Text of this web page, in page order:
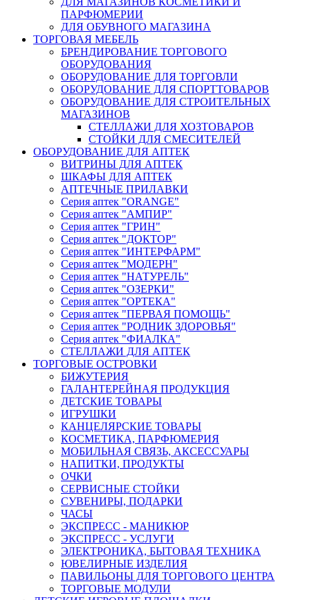
ПАРФЮМЕРИИ
ДЛЯ ОБУВНОГО МАГАЗИНА
ТОРГОВАЯ МЕБЕЛЬ
БРЕНДИРОВАНИЕ ТОРГОВОГО
ОБОРУДОВАНИЯ
ОБОРУДОВАНИЕ ДЛЯ ТОРГОВЛИ
ОБОРУДОВАНИЕ ДЛЯ СПОРТТОВАРОВ
ОБОРУДОВАНИЕ ДЛЯ СТРОИТЕЛЬНЫХ
МАГАЗИНОВ
СТЕЛЛАЖИ ДЛЯ ХОЗТОВАРОВ
СТОЙКИ ДЛЯ СМЕСИТЕЛЕЙ
ОБОРУДОВАНИЕ ДЛЯ АПТЕК
ВИТРИНЫ ДЛЯ АПТЕК
ШКАФЫ ДЛЯ АПТЕК
АПТЕЧНЫЕ ПРИЛАВКИ
Серия аптек "ORANGE"
Серия аптек "АМПИР"
Серия аптек "ГРИН"
Серия аптек "ДОКТОР"
Серия аптек "ИНТЕРФАРМ"
Серия аптек "МОДЕРН"
Серия аптек "НАТУРЕЛЬ"
Серия аптек "ОЗЕРКИ"
Серия аптек "ОРТЕКА"
Серия аптек "ПЕРВАЯ ПОМОЩЬ"
Серия аптек "РОДНИК ЗДОРОВЬЯ"
Серия аптек "ФИАЛКА"
СТЕЛЛАЖИ ДЛЯ АПТЕК
ТОРГОВЫЕ ОСТРОВКИ
БИЖУТЕРИЯ
ГАЛАНТЕРЕЙНАЯ ПРОДУКЦИЯ
ДЕТСКИЕ ТОВАРЫ
ИГРУШКИ
КАНЦЕЛЯРСКИЕ ТОВАРЫ
КОСМЕТИКА, ПАРФЮМЕРИЯ
МОБИЛЬНАЯ СВЯЗЬ, АКСЕССУАРЫ
НАПИТКИ, ПРОДУКТЫ
ОЧКИ
СЕРВИСНЫЕ СТОЙКИ
СУВЕНИРЫ, ПОДАРКИ
ЧАСЫ
ЭКСПРЕСС - МАНИКЮР
ЭКСПРЕСС - УСЛУГИ
ЭЛЕКТРОНИКА, БЫТОВАЯ ТЕХНИКА
ЮВЕЛИРНЫЕ ИЗДЕЛИЯ
ПАВИЛЬОНЫ ДЛЯ ТОРГОВОГО ЦЕНТРА
ТОРГОВЫЕ МОДУЛИ